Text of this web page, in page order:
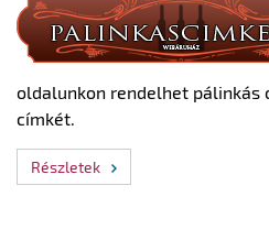
oldalunkon rendelhet pálinkás
címkét.
Részletek